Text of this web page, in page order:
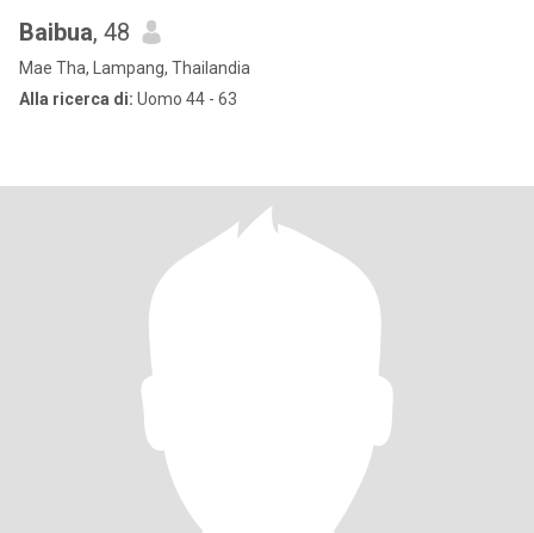
Baibua, 48
Mae Tha, Lampang, Thailandia
Alla ricerca di: Uomo 44 - 63